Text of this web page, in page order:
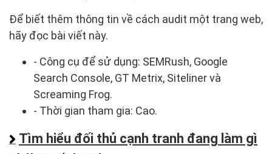
Để biết thêm thông tin về cách audit một trang web,
hãy đọc bài viết này.
- Công cụ để sử dụng: SEMRush, Google
Search Console, GT Metrix, Siteliner và
Screaming Frog.
- Thời gian tham gia: Cao.
Tìm hiểu đối thủ cạnh tranh đang làm gì